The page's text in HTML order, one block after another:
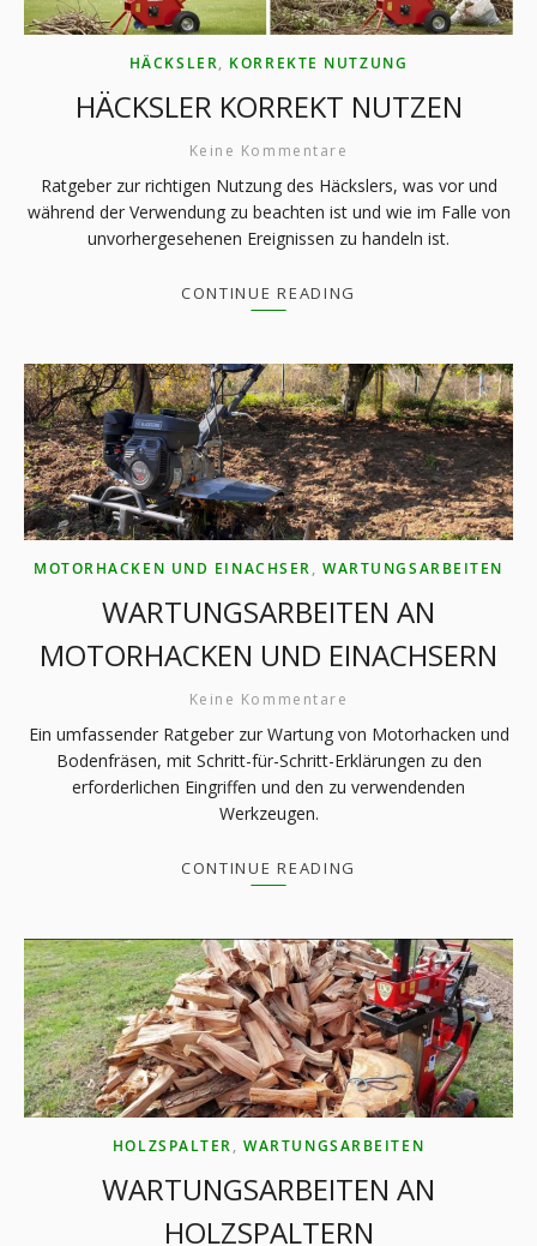
HÄCKSLER, KORREKTE NUTZUNG
HÄCKSLER KORREKT NUTZEN
Keine Kommentare
Ratgeber zur richtigen Nutzung des Häckslers, was vor und
während der Verwendung zu beachten ist und wie im Falle von
unvorhergesehenen Ereignissen zu handeln ist.
CONTINUE READING
MOTORHACKEN UND EINACHSER,WARTUNGSARBEITEN
WARTUNGSARBEITEN AN
MOTORHACKEN UND EINACHSERN
Keine Kommentare
Ein umfassender Ratgeber zur Wartung von Motorhacken und
Bodenfräsen, mit Schritt-für-Schritt-Erklärungen zu den
erforderlichen Eingriffen und den zu verwendenden
Werkzeugen.
CONTINUE READING
HOLZSPALTER,WARTUNGSARBEITEN
WARTUNGSARBEITEN AN
HOLZSPALTERN